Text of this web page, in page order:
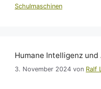
Schulmaschinen
Humane Intelligenz
3. November 2024 von Ralf